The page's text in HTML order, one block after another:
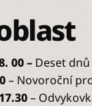
00 – Deset
– Novoroční
–